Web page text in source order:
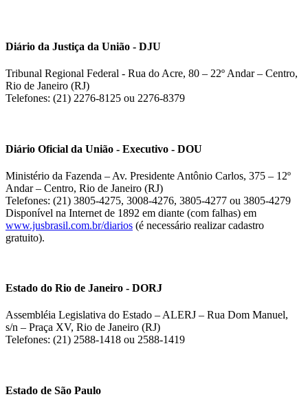
Diário da Justiça da União - DJU
Tribunal Regional Federal - Rua do Acre, 80 – 22º Andar – Centro,
Rio de Janeiro (RJ)
Telefones: (21) 2276-8125 ou 2276-8379
Diário Oficial da União - Executivo - DOU
Ministério da Fazenda – Av. Presidente Antônio Carlos, 375 – 12º
Andar – Centro, Rio de Janeiro (RJ)
Telefones: (21) 3805-4275, 3008-4276, 3805-4277 ou 3805-4279
Disponível na Internet de 1892 em diante (com falhas) em
www.jusbrasil.com.br/diarios (é necessário realizar cadastro
gratuito).
Estado do Rio de Janeiro - DORJ
Assembléia Legislativa do Estado – ALERJ – Rua Dom Manuel,
s/n – Praça XV, Rio de Janeiro (RJ)
Telefones: (21) 2588-1418 ou 2588-1419
Estado de São Paulo